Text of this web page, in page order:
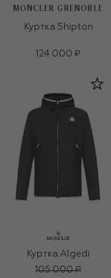
MONCLER GRENOBLE
Куртка Shipton
124 000 ₽
Куртка Algedi
105 000 ₽